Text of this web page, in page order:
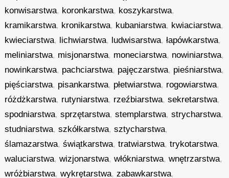
konwisarstwa, koronkarstwa, koszykarstwa,
kramikarstwa, kronikarstwa, kubaniarstwa, kwiaciarstwa,
kwieciarstwa, lichwiarstwa, ludwisarstwa,łapówkarstwa,
meliniarstwa, misjonarstwa, moneciarstwa, nowiniarstwa,
nowinkarstwa, pachciarstwa, pajęczarstwa, pieśniarstwa,
pięściarstwa, pisankarstwa, płetwiarstwa, rogowiarstwa,
różdżkarstwa, rutyniarstwa, rzeźbiarstwa,sekretarstwa,
spodniarstwa,sprzętarstwa,stemplarstwa,strycharstwa,
studniarstwa,szkółkarstwa,sztycharstwa,
ślamazarstwa,świątkarstwa,tratwiarstwa,trykotarstwa,
waluciarstwa,wizjonarstwa,włókniarstwa,wnętrzarstwa,
wróżbiarstwa,wykrętarstwa,zabawkarstwa,